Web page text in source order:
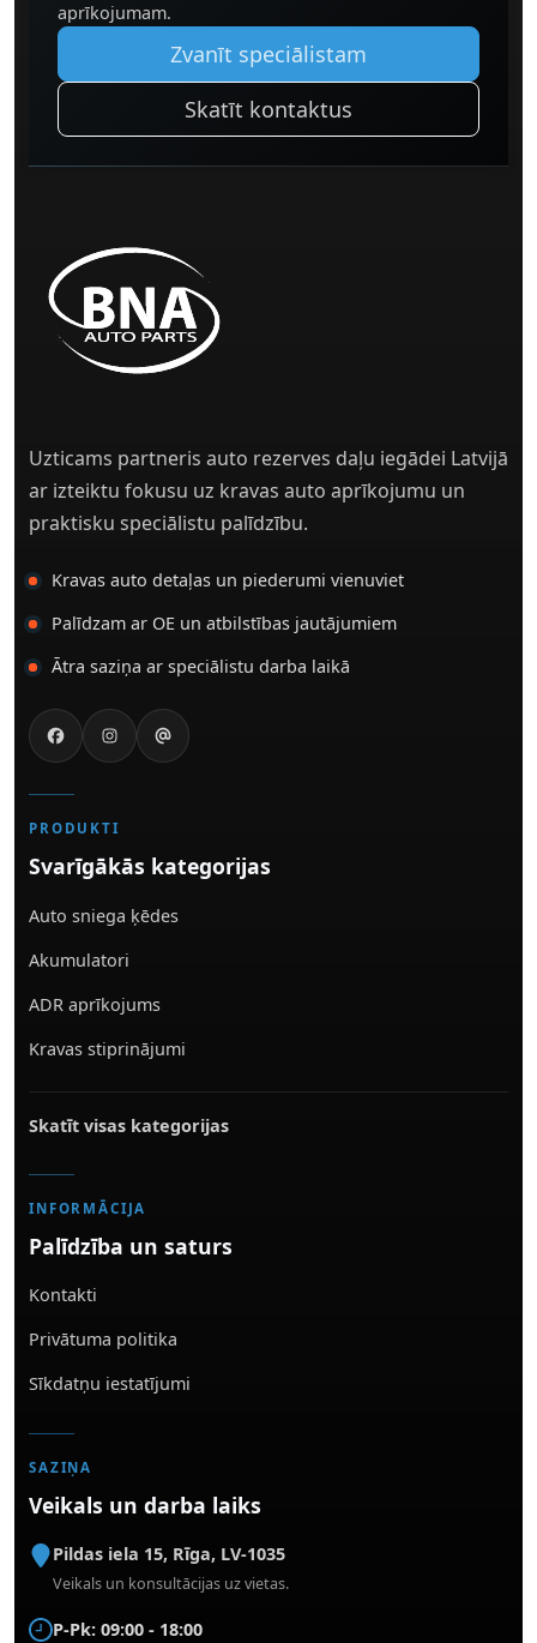
aprīkojumam.
Zvanīt speciālistam
Skatīt kontaktus
Uzticams partneris auto rezerves daļu iegādei Latvijā
ar izteiktu fokusu uz kravas auto aprīkojumu un
praktisku speciālistu palīdzību.
Kravas auto detaļas un piederumi vienuviet
Palīdzam ar OE un atbilstības jautājumiem
Ātra saziņa ar speciālistu darba laikā
PRODUKTI
Svarīgākās kategorijas
Auto sniega ķēdes
Akumulatori
ADR aprīkojums
Kravas stiprinājumi
Skatīt visas kategorijas
INFORMĀCIJA
Palīdzība un saturs
Kontakti
Privātuma politika
Sīkdatņu iestatījumi
SAZIŅA
Veikals un darba laiks
Pildas iela 15, Rīga, LV-1035
Veikals un konsultācijas uz vietas.
P-Pk: 09:00 - 18:00